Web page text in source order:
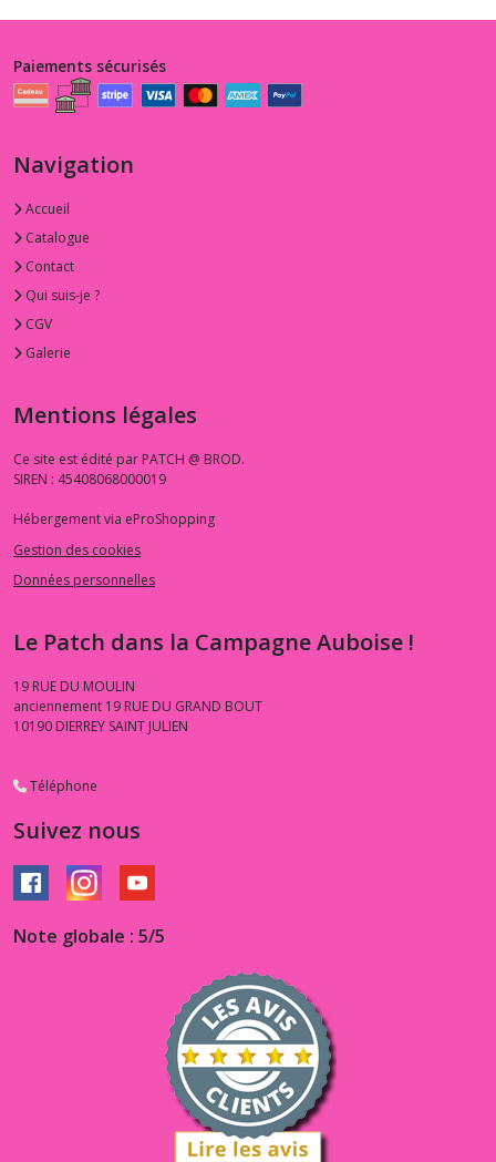
Paiements sécurisés
Navigation
Accueil
Catalogue
Contact
Qui suis-je ?
CGV
Galerie
Mentions légales
Ce site est édité par PATCH @ BROD.
SIREN : 45408068000019
Hébergement via eProShopping
Gestion des cookies
Données personnelles
Le Patch dans la Campagne Auboise !
19 RUE DU MOULIN
anciennement 19 RUE DU GRAND BOUT
10190 DIERREY SAINT JULIEN
Téléphone
Suivez nous
Note globale : 5/5